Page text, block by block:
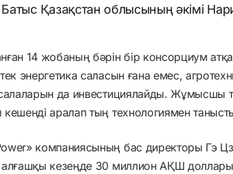
Батыс Қазақстан облысының әкімі
14 жобаның бәрін бір консорциум
энергетика саласын ғана емес,
да инвестициялайды. Жұмысшы
аралап тың технологиямен
компаниясының бас директоры Гэ
кезеңде 30 миллион АҚШ доллары